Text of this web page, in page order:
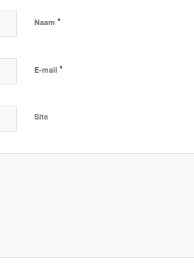
Naam *
E-mail *
Site